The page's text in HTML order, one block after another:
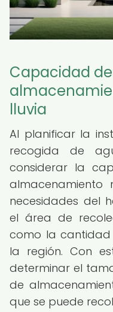
Capacidad
lluvia
Al planificar la
recogida de
considerar la
almacenamiento
necesidades del
el área de
como la
la región. Con
determinar el
de
que se puede